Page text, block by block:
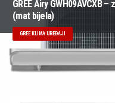
GREE Airy GWH09AVCXB
(mat bijela)
GREE KLIMA UREĐAJI